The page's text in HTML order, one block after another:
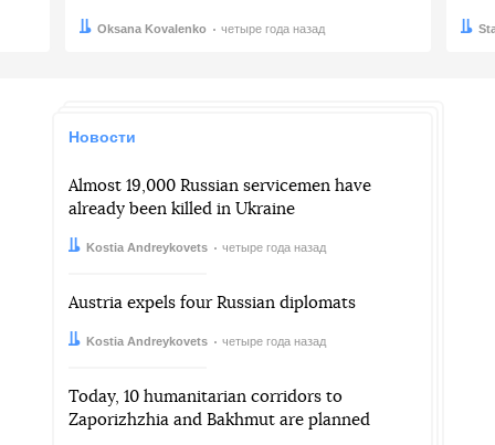
Автор:
Oksana Kovalenko
Дата: четыре года назад Дата:
Новости
Almost 19,000 Russian servicemen have
already been killed in Ukraine
Автор:
Kostia Andreykovets
Дата: четыре года назад
Austria expels four Russian diplomats
Автор:
Kostia Andreykovets
Дата: четыре года назад
Today, 10 humanitarian corridors to
Zaporizhzhia and Bakhmut are planned